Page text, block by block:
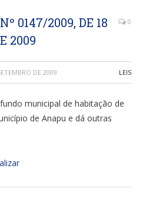
0147/2009, DE 18
2009
0
DE 2009 LEIS
municipal de habitação de
de Anapu e dá outras